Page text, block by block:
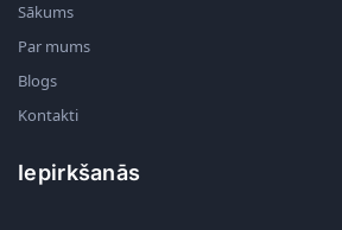
Sākums
Par mums
Blogs
Kontakti
Iepirkšanās